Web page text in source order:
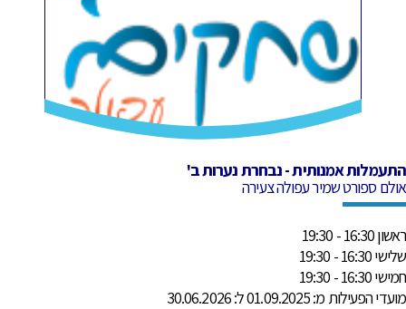
התעמלות אמנותית - נבחרת נערות ב'
אולם ספורט שמיר עפולה צעירה
ראשון 16:30 - 19:30
שלישי 16:30 - 19:30
חמישי 16:30 - 19:30
מועדי הפעילות מ: 01.09.2025 ל: 30.06.2026